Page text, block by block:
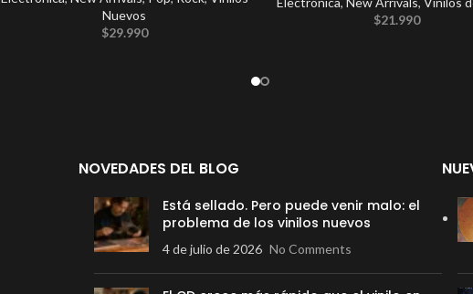
Nuevos
$29.990
$21.990
NOVEDADES DEL BLOG
Está sellado. Pero puede venir malo: el
problema de los vinilos nuevos
4 de julio de 2026 No Comments